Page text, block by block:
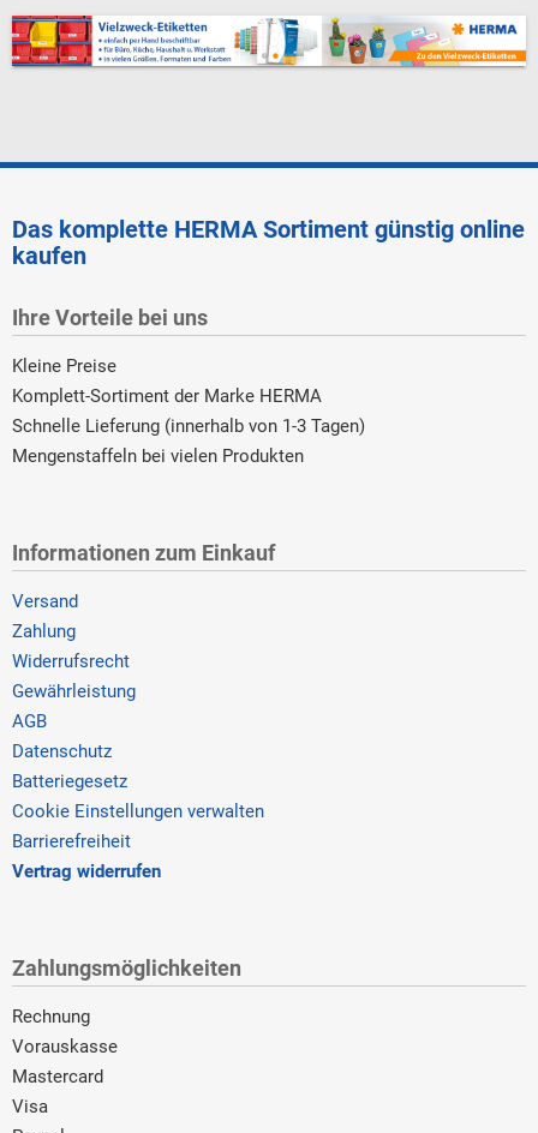
Das komplette HERMA Sortiment günstig online
kaufen
Ihre Vorteile bei uns
Kleine Preise
Komplett-Sortiment der Marke HERMA
Schnelle Lieferung (innerhalb von 1-3 Tagen)
Mengenstaffeln bei vielen Produkten
Informationen zum Einkauf
Versand
Zahlung
Widerrufsrecht
Gewährleistung
AGB
Datenschutz
Batteriegesetz
Cookie Einstellungen verwalten
Barrierefreiheit
Vertrag widerrufen
Zahlungsmöglichkeiten
Rechnung
Vorauskasse
Mastercard
Visa